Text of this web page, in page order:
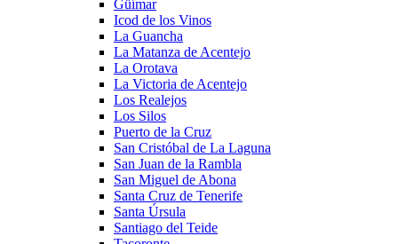
Güímar
Icod de los Vinos
La Guancha
La Matanza de Acentejo
La Orotava
La Victoria de Acentejo
Los Realejos
Los Silos
Puerto de la Cruz
San Cristóbal de La Laguna
San Juan de la Rambla
San Miguel de Abona
Santa Cruz de Tenerife
Santa Úrsula
Santiago del Teide